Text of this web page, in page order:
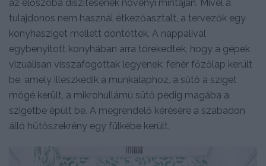
az előszoba díszítésének növényi mintáján. Mivel a
tulajdonos nem használ étkezőasztalt, a tervezők egy
konyhasziget mellett döntöttek. A nappalival
egybenyitott konyhában arra törekedtek, hogy a gépek
vizuálisan visszafogottak legyenek: fehér főzőlap került
be, amely illeszkedik a munkalaphoz, a sütő a sziget
mögé került, a mikrohullámú sütő pedig magába a
szigetbe épült be. A megrendelő kérésére a szabadon
álló hűtőszekrény egy fülkébe került.